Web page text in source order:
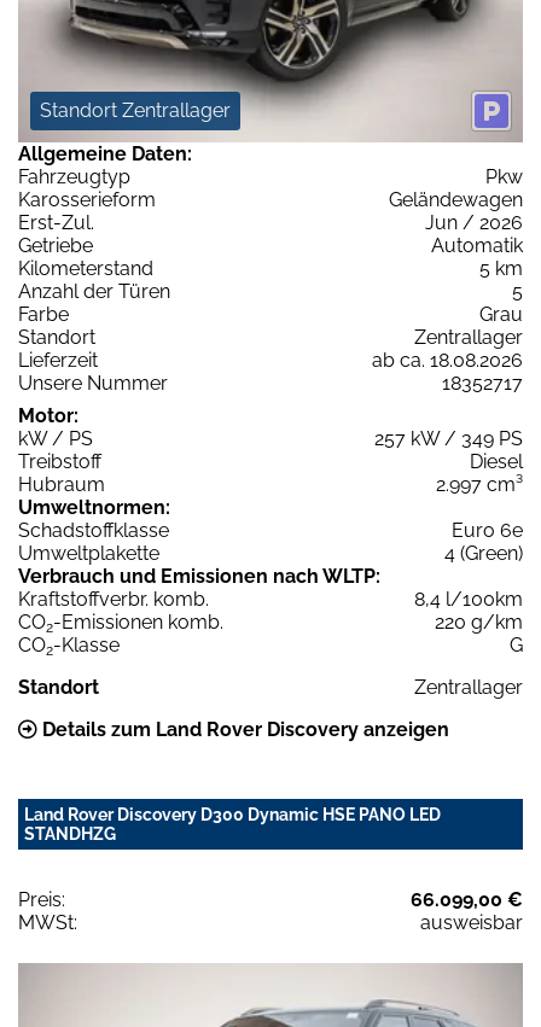
Standort Zentrallager
Allgemeine Daten:
Fahrzeugtyp
Pkw
Karosserieform
Geländewagen
Erst-Zul.
Jun / 2026
Getriebe
Automatik
Kilometerstand
5 km
Anzahl der Türen
5
Farbe
Grau
Standort
Zentrallager
Lieferzeit
ab ca. 18.08.2026
Unsere Nummer
18352717
Motor:
kW / PS
257 kW / 349 PS
Treibstoff
Diesel
Hubraum
2.997 cm³
Umweltnormen:
Schadstoffklasse
Euro 6e
Umweltplakette
4 (Green)
Verbrauch und Emissionen nach WLTP:
Kraftstoffverbr. komb.
8,4 l/100km
CO2-Emissionen komb.
220 g/km
CO2-Klasse
G
Standort
Zentrallager
Details zum Land Rover Discovery anzeigen
Land Rover Discovery D300 Dynamic HSE PANO LED
STANDHZG
Preis:
66.099,00 €
MWSt:
ausweisbar